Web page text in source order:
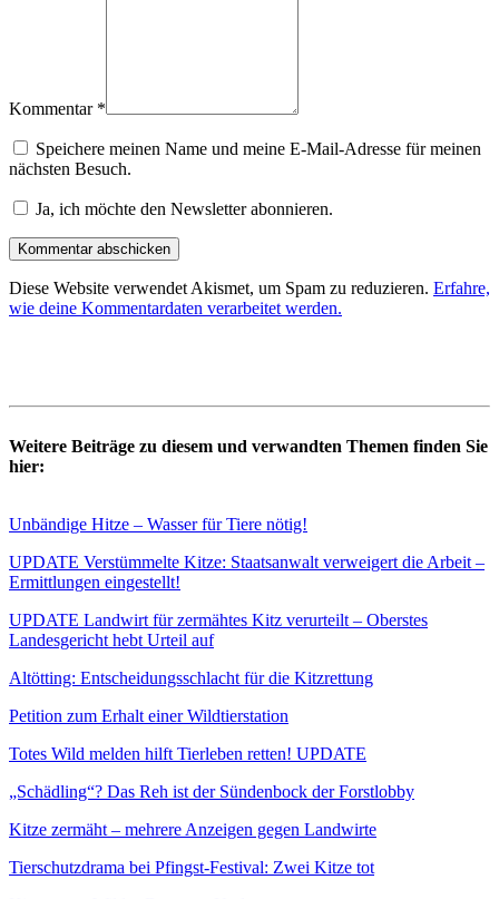
Kommentar *
Speichere meinen Name und meine E-Mail-Adresse für meinen
nächsten Besuch.
Ja, ich möchte den Newsletter abonnieren.
Diese Website verwendet Akismet, um Spam zu reduzieren. Erfahre,
wie deine Kommentardaten verarbeitet werden.
Weitere Beiträge zu diesem und verwandten Themen finden Sie
hier:
Unbändige Hitze – Wasser für Tiere nötig!
UPDATE Verstümmelte Kitze: Staatsanwalt verweigert die Arbeit –
Ermittlungen eingestellt!
UPDATE Landwirt für zermähtes Kitz verurteilt – Oberstes
Landesgericht hebt Urteil auf
Altötting: Entscheidungsschlacht für die Kitzrettung
Petition zum Erhalt einer Wildtierstation
Totes Wild melden hilft Tierleben retten! UPDATE
„Schädling“? Das Reh ist der Sündenbock der Forstlobby
Kitze zermäht – mehrere Anzeigen gegen Landwirte
Tierschutzdrama bei Pfingst-Festival: Zwei Kitze tot